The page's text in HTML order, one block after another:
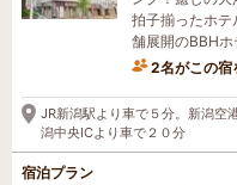
拍子揃ったホ
舗展開のBBH
2名がこの宿
40分前に予
JR新潟駅より車で５分。新潟空
潟中央ICより車で２０分
宿泊プラン